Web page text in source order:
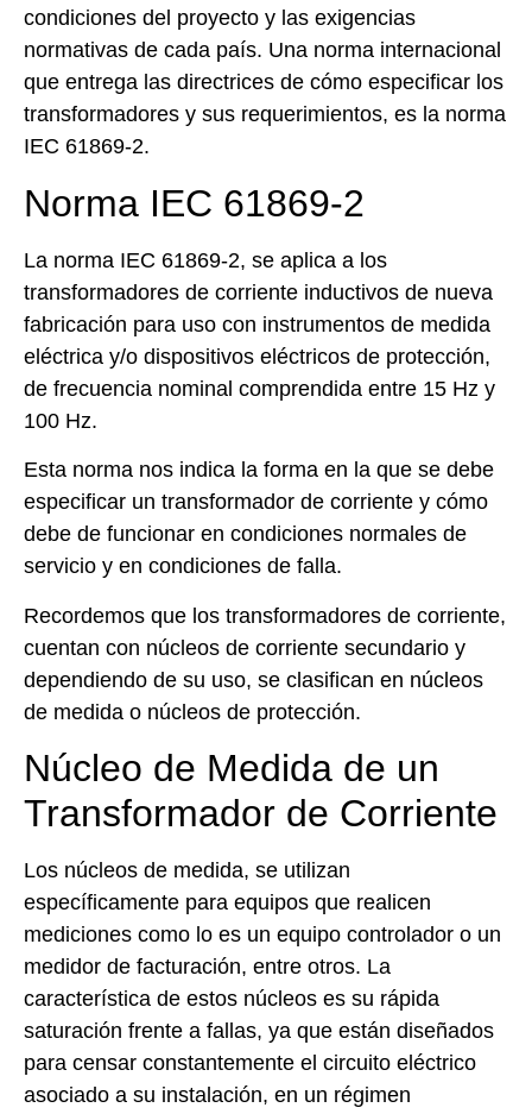
condiciones del proyecto y las exigencias
normativas de cada país. Una norma internacional
que entrega las directrices de cómo especificar los
transformadores y sus requerimientos, es la norma
IEC 61869-2.
Norma IEC 61869-2
La norma IEC 61869-2, se aplica a los
transformadores de corriente inductivos de nueva
fabricación para uso con instrumentos de medida
eléctrica y/o dispositivos eléctricos de protección,
de frecuencia nominal comprendida entre 15 Hz y
100 Hz.
Esta norma nos indica la forma en la que se debe
especificar un transformador de corriente y cómo
debe de funcionar en condiciones normales de
servicio y en condiciones de falla.
Recordemos que los transformadores de corriente,
cuentan con núcleos de corriente secundario y
dependiendo de su uso, se clasifican en núcleos
de medida o núcleos de protección.
Núcleo de Medida de un
Transformador de Corriente
Los núcleos de medida, se utilizan
específicamente para equipos que realicen
mediciones como lo es un equipo controlador o un
medidor de facturación, entre otros. La
característica de estos núcleos es su rápida
saturación frente a fallas, ya que están diseñados
para censar constantemente el circuito eléctrico
asociado a su instalación, en un régimen